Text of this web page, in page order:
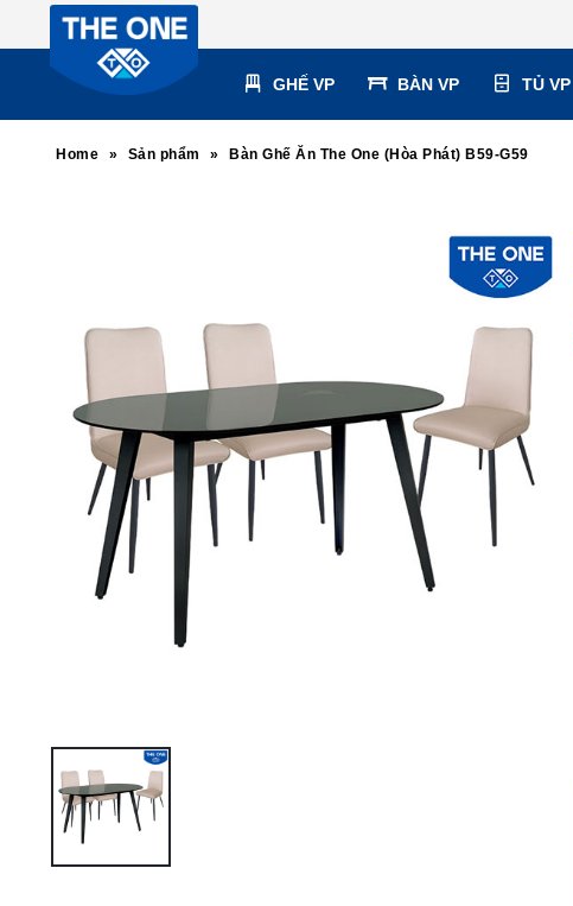
GHẾ VP BÀN VP TỦ VP
Home » Sản phẩm » Bàn Ghế Ăn The One (Hòa Phát) B59-G59